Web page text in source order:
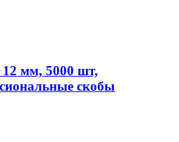
12 мм, 5000 шт,
скобы